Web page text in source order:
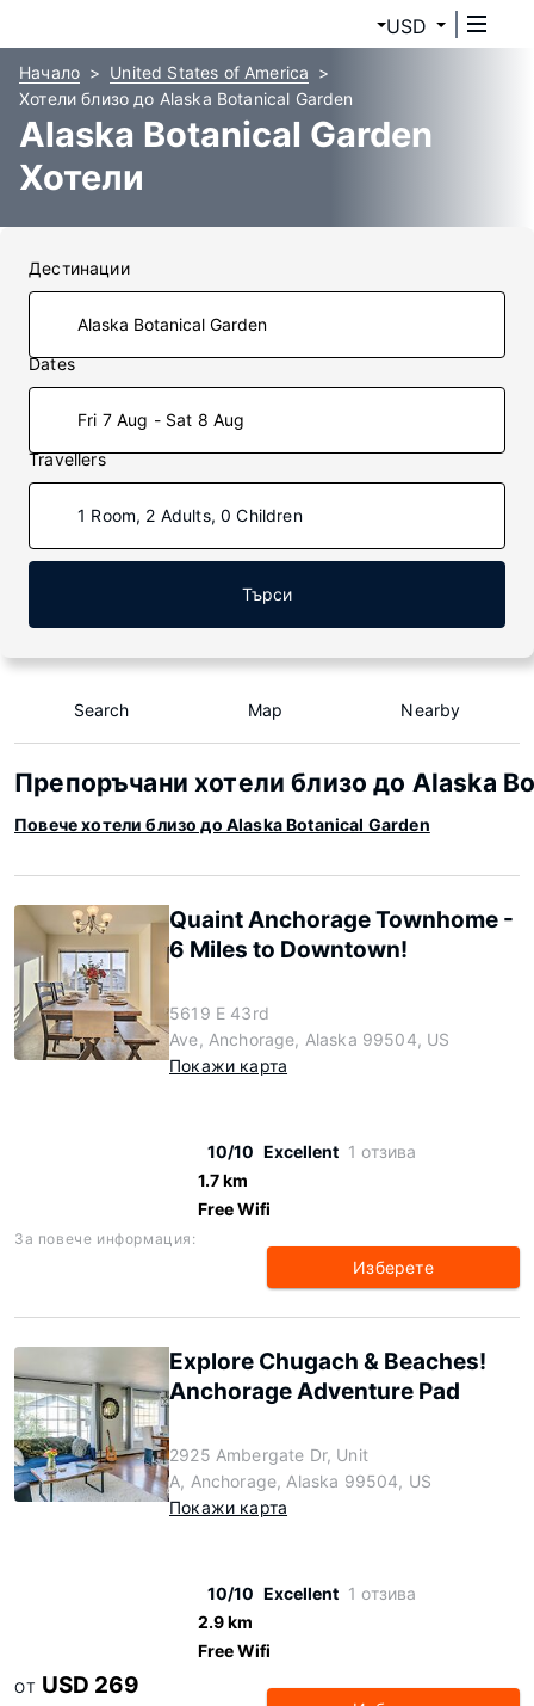
USD
Начало
United States of America
Хотели близо до Alaska Botanical Garden
Alaska Botanical Garden
Хотели
Дестинации
Dates
Fri 7 Aug - Sat 8 Aug
Travellers
1 Room, 2 Adults, 0 Children
Търси
Search Map Nearby
Препоръчани хотели близо до Alaska
Повече хотели близо до Alaska Botanical Garden
Quaint Anchorage Townhome -
6 Miles to Downtown!
5619 E 43rd
Ave, Anchorage, Alaska 99504, US
Покажи карта
10/10 Excellent 1 отзива
1.7 km
Free Wifi
За повече информация:
Изберете
Explore Chugach & Beaches!
Anchorage Adventure Pad
2925 Ambergate Dr, Unit
A, Anchorage, Alaska 99504, US
Покажи карта
10/10 Excellent 1 отзива
2.9 km
Free Wifi
ОТ USD 269